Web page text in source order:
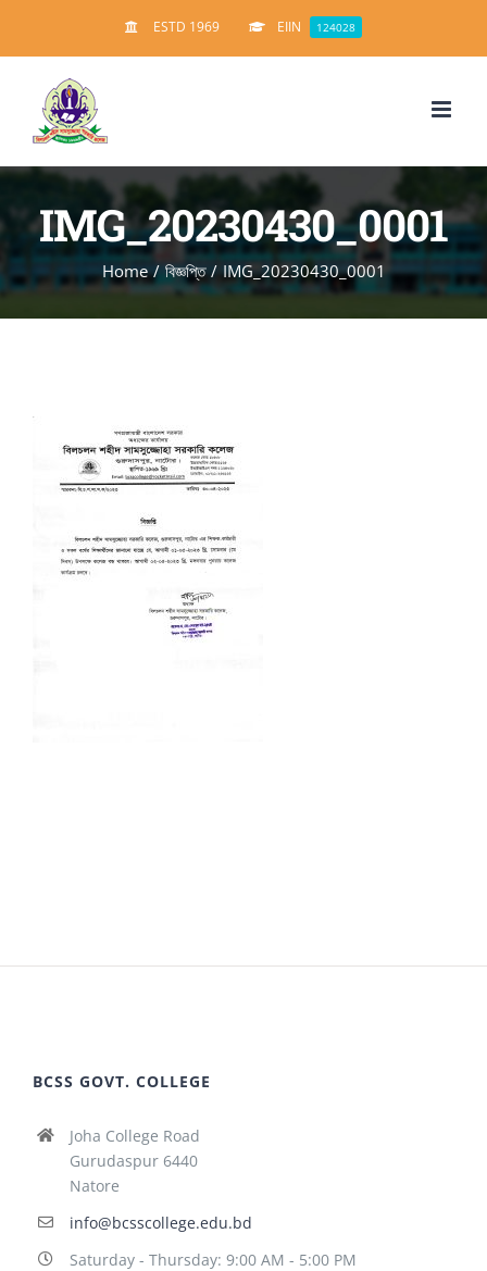
to
content
ESTD 1969 EIIN 124028
IMG_20230430_0001
Home / বিজ্ঞপ্তি / IMG_20230430_0001
BCSS GOVT. COLLEGE
Joha College Road
Gurudaspur 6440
Natore
info@bcsscollege.edu.bd
Saturday - Thursday: 9:00 AM - 5:00 PM